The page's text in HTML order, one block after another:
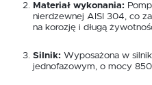
Materiał wykonania:
nierdzewnej AISI 304, co
na korozję i długą
Silnik: Wyposażona w
jednofazowym, o mocy